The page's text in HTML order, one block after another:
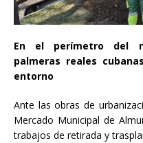
En el perímetro del
palmeras reales
entorno
Ante las obras de
Mercado Municipal de
trabajos de retirada y